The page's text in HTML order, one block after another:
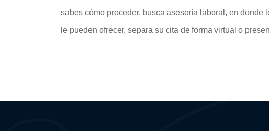
sabes cómo proceder, busca asesoría laboral, en donde
le pueden ofrecer, separa su cita de forma virtual o